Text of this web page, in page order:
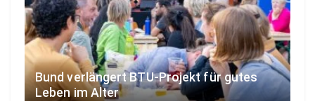
Bund verlängert BTU-Projekt für gutes
Leben im Alter